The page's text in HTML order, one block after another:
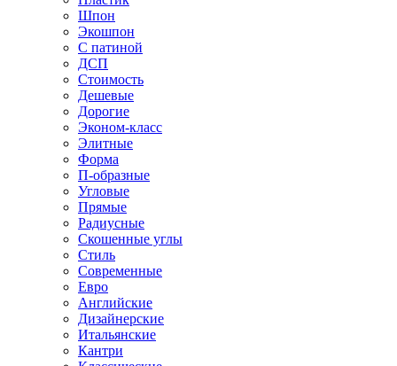
Шпон
Экошпон
С патиной
ДСП
Стоимость
Дешевые
Дорогие
Эконом-класс
Элитные
Форма
П-образные
Угловые
Прямые
Радиусные
Скошенные углы
Стиль
Современные
Евро
Английские
Дизайнерские
Итальянские
Кантри